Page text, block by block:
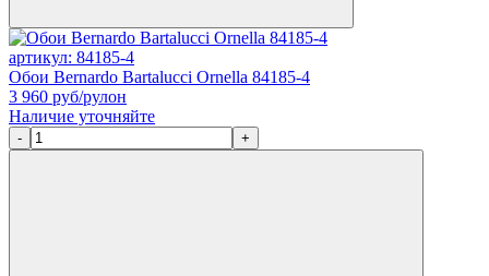
артикул: 84185-4
Обои Bernardo Bartalucci Ornella 84185-4
3 960 руб/рулон
Наличие уточняйте
- +